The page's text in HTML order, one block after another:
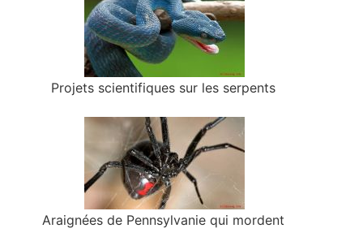
Projets scientifiques sur les serpents
Araignées de Pennsylvanie qui mordent